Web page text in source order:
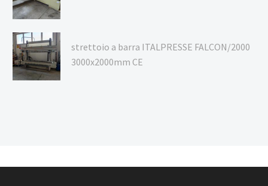
strettoio a barra ITALPRESSE FALCON/2000
3000x2000mm CE